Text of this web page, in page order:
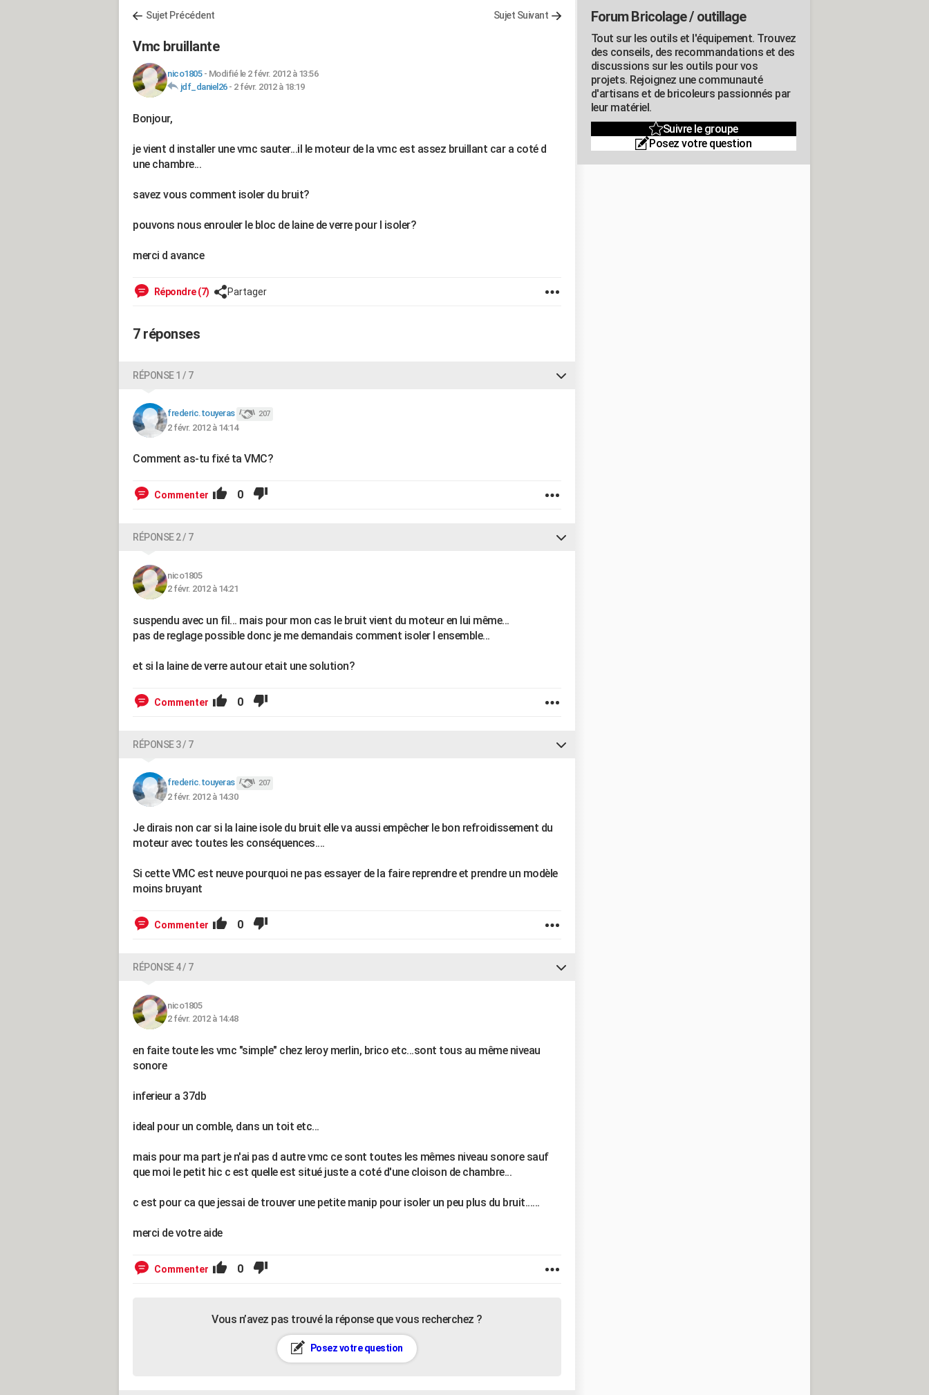
Sujet Précédent Sujet Suivant
Vmc bruillante
nico1805- Modifié le 2 févr. 2012 à 13:56
jdf_daniel26- 2 févr. 2012 à 18:19
Bonjour,
je vient d installer une vmc sauter...il le moteur de la vmc est assez bruillant car a coté d
une chambre...
savez vous comment isoler du bruit?
pouvons nous enrouler le bloc de laine de verre pour l isoler?
merci d avance
Répondre (7) Partager
7 réponses
RÉPONSE 1 / 7
frederic.touyeras 207
2 févr. 2012 à 14:14
Comment as-tu fixé ta VMC?
Commenter 0
RÉPONSE 2 / 7
nico1805
2 févr. 2012 à 14:21
suspendu avec un fil... mais pour mon cas le bruit vient du moteur en lui même...
pas de reglage possible donc je me demandais comment isoler l ensemble...
et si la laine de verre autour etait une solution?
Commenter 0
RÉPONSE 3 / 7
frederic.touyeras 207
2 févr. 2012 à 14:30
Je dirais non car si la laine isole du bruit elle va aussi empêcher le bon refroidissement du
moteur avec toutes les conséquences....
Si cette VMC est neuve pourquoi ne pas essayer de la faire reprendre et prendre un modèle
moins bruyant
Commenter 0
RÉPONSE 4 / 7
nico1805
2 févr. 2012 à 14:48
en faite toute les vmc "simple" chez leroy merlin, brico etc...sont tous au même niveau
sonore
inferieur a 37db
ideal pour un comble, dans un toit etc...
mais pour ma part je n'ai pas d autre vmc ce sont toutes les mêmes niveau sonore sauf
que moi le petit hic c est quelle est situé juste a coté d'une cloison de chambre...
c est pour ca que jessai de trouver une petite manip pour isoler un peu plus du bruit......
merci de votre aide
Commenter 0
Vous n’avez pas trouvé la réponse que vous recherchez ?
Posez votre question
Forum Bricolage / outillage
Tout sur les outils et l'équipement. Trouvez
des conseils, des recommandations et des
discussions sur les outils pour vos
projets. Rejoignez une communauté
d'artisans et de bricoleurs passionnés par
leur matériel.
Suivre le groupe
Posez votre question